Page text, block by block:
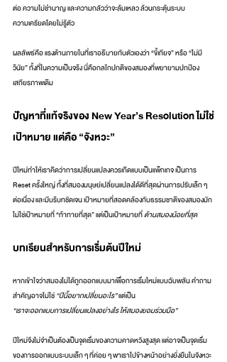
ต่อ ความไม่ชำนาญ และความกลัวว่าจะล้มเหลว ล้วนกระตุ้นระบบ
ความเครียดโดยไม่รู้ตัว
ผลลัพธ์คือ แรงต้านภายในที่เราอธิบายกับตัวเองว่า “ขี้เกียจ” หรือ “ไม่มี
วินัย” ทั้งที่ในความเป็นจริง นี่คือกลไกปกติของสมองที่พยายามปกป้อง
เสถียรภาพเดิม
ปัญหาที่แท้จริงของ New Year’s Resolution ไม่ใช่
เป้าหมาย แต่คือ “จังหวะ”
ปีใหม่ทำให้เราคิดว่าการเปลี่ยนแปลงควรเกิดแบบเป็นแพ็กเกจ เป็นการ
Reset ครั้งใหญ่ ทั้งที่สมองมนุษย์เปลี่ยนแปลงได้ดีที่สุดผ่านการปรับเล็ก ๆ
ต่อเนื่อง และมีบริบทชัดเจน เป้าหมายที่สอดคล้องกับธรรมชาติของสมองมัก
ไม่ใช่เป้าหมายที่ “ท้าทายที่สุด” แต่เป็นเป้าหมายที่ ต้านสมองน้อยที่สุด
บทเรียนสำหรับการเริ่มต้นปีใหม่
หากเข้าใจว่าสมองไม่ได้ถูกออกแบบมาเพื่อการเริ่มใหม่แบบฉับพลัน คำถาม
สำคัญอาจไม่ใช่ “ปีนี้อยากเปลี่ยนอะไร” แต่เป็น
“เราจะออกแบบการเปลี่ยนแปลงอย่างไร ให้สมองยอมร่วมมือ”
ปีใหม่จึงไม่จำเป็นต้องเป็นจุดเริ่มของความคาดหวังสูงสุด แต่อาจเป็นจุดเริ่ม
ของการออกแบบระบบเล็ก ๆ ที่ค่อย ๆ พาเราไปข้างหน้าอย่างยั่งยืนในจังหวะ